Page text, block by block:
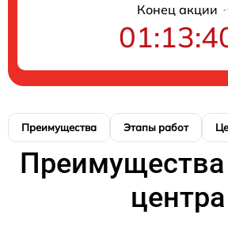
Конец акции
Преимущества Этапы работ
Преимущества
центра